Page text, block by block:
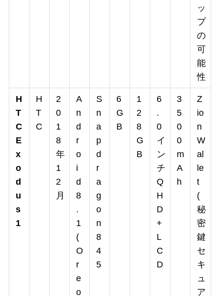
ッ
プ
の
可
能
性
H
T
C
E
x
o
d
u
s
1
H
T
C
2
0
1
8
年
1
2
月
A
n
d
r
o
i
d
8
.
1
(
O
r
e
o
S
n
a
p
d
r
a
g
o
n
8
4
5
6
G
B
1
2
8
G
B
6
.
0
イ
ン
チ
Q
H
D
+
L
C
D
3
5
0
0
m
A
h
Z
io
n
W
al
le
t
(
秘
密
鍵
セ
キ
ュ
ア